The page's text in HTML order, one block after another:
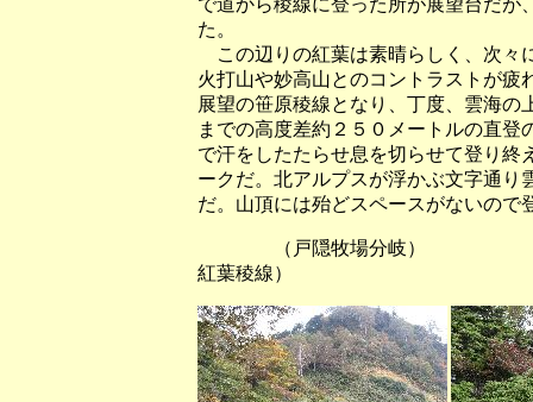
で道から稜線に登った所が展望台だが
た。
この辺りの紅葉は素晴らしく、次々
火打山や妙高山とのコントラストが疲
展望の笹原稜線となり、丁度、雲海
までの高度差約２５０メートルの直
で汗をしたたらせ息を切らせて登り終
ークだ。北アルプスが浮かぶ文字通り
だ。山頂には殆どスペースがないので
（戸隠牧場分岐） （紅葉
紅葉稜線）